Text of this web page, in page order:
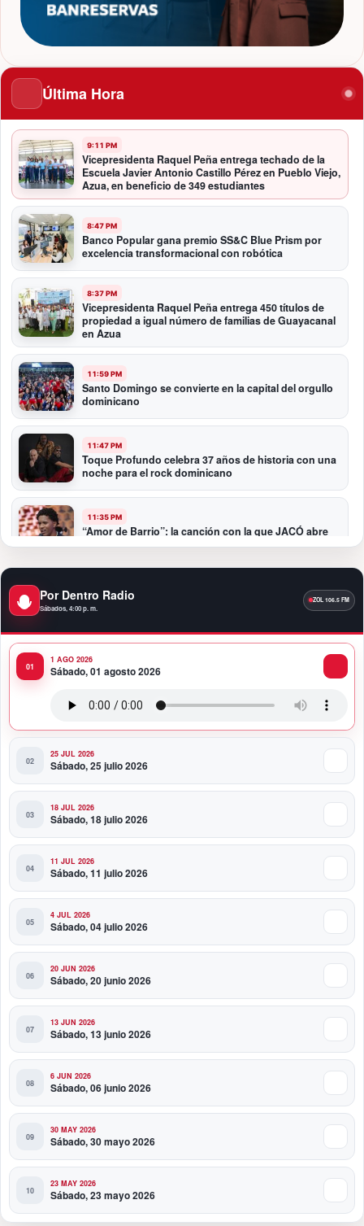
Última Hora
9:11 PM
Vicepresidenta Raquel Peña entrega techado de la
Escuela Javier Antonio Castillo Pérez en Pueblo Viejo,
Azua, en beneficio de 349 estudiantes
8:47 PM
Banco Popular gana premio SS&C Blue Prism por
excelencia transformacional con robótica
8:37 PM
Vicepresidenta Raquel Peña entrega 450 títulos de
propiedad a igual número de familias de Guayacanal
en Azua
11:59 PM
Santo Domingo se convierte en la capital del orgullo
dominicano
11:47 PM
Toque Profundo celebra 37 años de historia con una
noche para el rock dominicano
11:35 PM
“Amor de Barrio”: la canción con la que JACÓ abre
un nuevo capítulo en la bachata
Presidente Abinader participa en la transmisión de
mando presidencial de Abelardo de la Espriella en
10:34 PM
Presidente Abinader participa en la transmisión de
Colombia
Por Dentro Radio
Sábados, 4:00 p. m.
1 AGO 2026
Sábado, 01 agosto 2026
25 JUL 2026
Sábado, 25 julio 2026
18 JUL 2026
Sábado, 18 julio 2026
11 JUL 2026
Sábado, 11 julio 2026
4 JUL 2026
Sábado, 04 julio 2026
20 JUN 2026
Sábado, 20 junio 2026
13 JUN 2026
Sábado, 13 junio 2026
6 JUN 2026
Sábado, 06 junio 2026
30 MAY 2026
Sábado, 30 mayo 2026
23 MAY 2026
Sábado, 23 mayo 2026